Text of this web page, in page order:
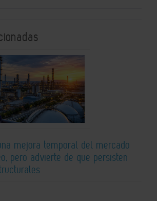
mejora temporal del mercado
pero advierte de que persisten